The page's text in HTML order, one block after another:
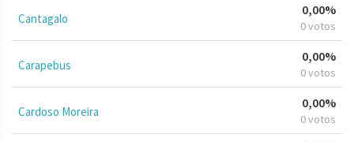
Cantagalo
0,00%
0 votos
Carapebus
0,00%
0 votos
Cardoso Moreira
0,00%
0 votos